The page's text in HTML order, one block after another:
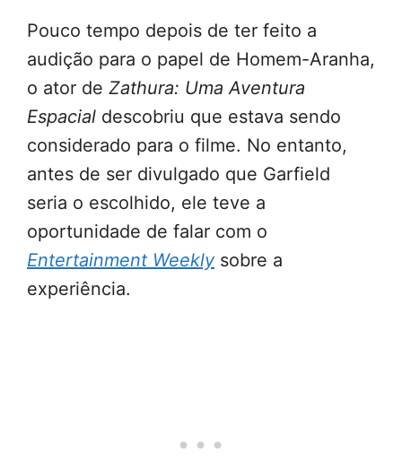
Pouco tempo depois de ter feito a
audição para o papel de Homem-Aranha,
o ator de Zathura: Uma Aventura
Espacial descobriu que estava sendo
considerado para o filme. No entanto,
antes de ser divulgado que Garfield
seria o escolhido, ele teve a
oportunidade de falar com o
Entertainment Weeklysobre a
experiência.